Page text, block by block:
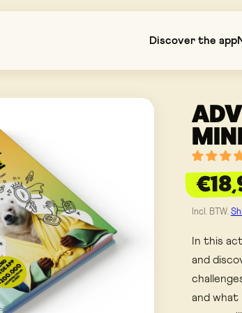
Discover the app
Incl. BTW.
In this
and
and what